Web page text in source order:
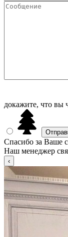
докажите, что вы
Спасибо за Ваше
Наш менеджер